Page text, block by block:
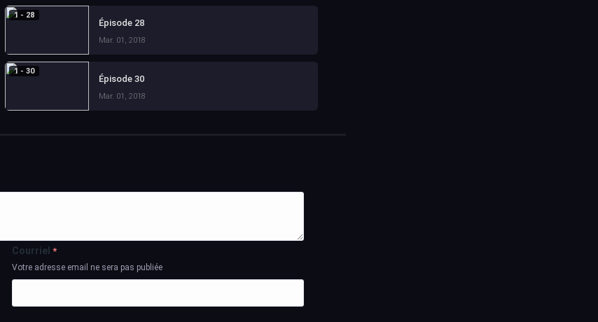
1 - 28
Épisode 28
Mar. 01, 2018
1 - 30
Épisode 30
Mar. 01, 2018
Courriel *
Votre adresse email ne sera pas publiée